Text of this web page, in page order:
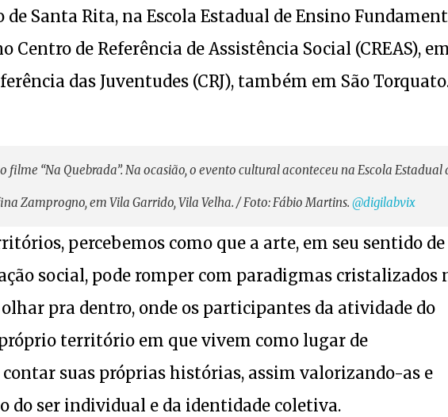
Santa Rita, na Escola Estadual de Ensino
de Referência de Assistência Social (CREAS),
das Juventudes (CRJ), também em São
filme “Na Quebrada”. Na ocasião, o evento cultural aconteceu na Escola Estadual
Zamprogno, em Vila Garrido, Vila Velha. / Foto: Fábio Martins.@digilabvix
percebemos como que a arte, em seu sentido de
social, pode romper com paradigmas cristalizados
pra dentro, onde os participantes da atividade do
território em que vivem como lugar de
suas próprias histórias, assim valorizando-as e
ser individual e da identidade coletiva.